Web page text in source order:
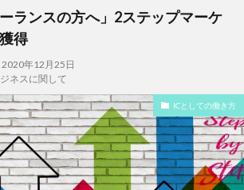
ランスの方へ」2ステップマーケ
得
2020年12月25日
ネスに関して
ICとしての働き方